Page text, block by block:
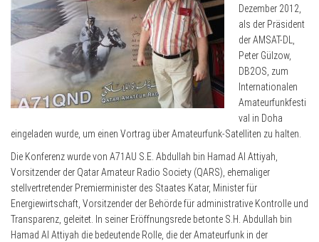
Dezember 2012,
als der Präsident
der AMSAT-DL,
Peter Gülzow,
DB2OS, zum
Internationalen
Amateurfunkfesti
val in Doha
eingeladen wurde, um einen Vortrag über Amateurfunk-Satelliten zu halten.
Die Konferenz wurde von A71AU S.E. Abdullah bin Hamad Al Attiyah,
Vorsitzender der Qatar Amateur Radio Society (QARS), ehemaliger
stellvertretender Premierminister des Staates Katar, Minister für
Energiewirtschaft, Vorsitzender der Behörde für administrative Kontrolle und
Transparenz, geleitet. In seiner Eröffnungsrede betonte S.H. Abdullah bin
Hamad Al Attiyah die bedeutende Rolle, die der Amateurfunk in der